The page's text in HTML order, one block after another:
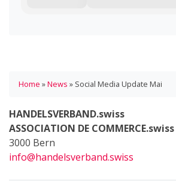
Home »News » Social Media Update Mai
HANDELSVERBAND.swiss
ASSOCIATION DE COMMERCE.swiss
3000 Bern
info@handelsverband.swiss